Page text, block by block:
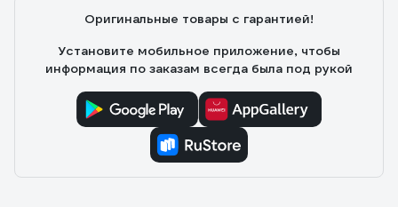
Оригинальные товары с гарантией!
Установите мобильное приложение, чтобы
информация по заказам всегда была под рукой